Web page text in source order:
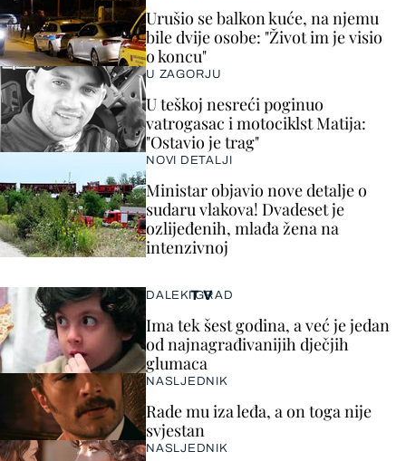
Urušio se balkon kuće, na njemu
bile dvije osobe: "Život im je visio
o koncu"
U ZAGORJU
U teškoj nesreći poginuo
vatrogasac i motociklst Matija:
"Ostavio je trag"
NOVI DETALJI
Ministar objavio nove detalje o
sudaru vlakova! Dvadeset je
ozlijeđenih, mlađa žena na
intenzivnoj
TV
DALEKI GRAD
Ima tek šest godina, a već je jedan
od najnagrađivanijih dječjih
glumaca
NASLJEDNIK
Rade mu iza leđa, a on toga nije
svjestan
NASLJEDNIK